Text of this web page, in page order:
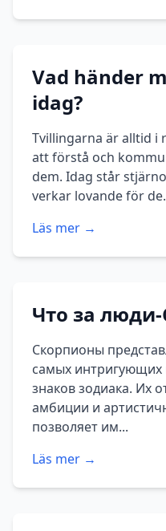
Vad händer
idag?
Tvillingarna är alltid i
att förstå och
dem. Idag står
verkar lovande för
Läs mer →
Что за
Скорпионы
самых
знаков зодиака. Их
амбиции и
позволяет им...
Läs mer →